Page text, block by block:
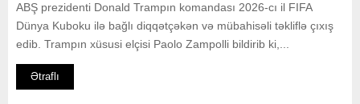
ABŞ prezidenti Donald Trampın komandası 2026-cı il FIFA
Dünya Kuboku ilə bağlı diqqətçəkən və mübahisəli təkliflə çıxış
edib. Trampın xüsusi elçisi Paolo Zampolli bildirib ki,...
Ətraflı